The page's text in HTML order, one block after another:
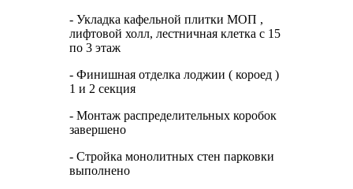
- Укладка кафельной плитки МОП ,
лифтовой холл, лестничная клетка с 15
по 3 этаж
- Финишная отделка лоджии ( короед )
1 и 2 секция
- Монтаж распределительных коробок
завершено
- Стройка монолитных стен парковки
выполнено